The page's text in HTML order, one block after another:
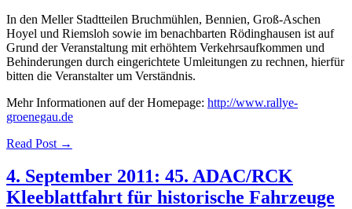
In den Meller Stadtteilen Bruchmühlen, Bennien, Groß-Aschen
Hoyel und Riemsloh sowie im benachbarten Rödinghausen ist auf
Grund der Veranstaltung mit erhöhtem Verkehrsaufkommen und
Behinderungen durch eingerichtete Umleitungen zu rechnen, hierfür
bitten die Veranstalter um Verständnis.
Mehr Informationen auf der Homepage: http://www.rallye-
groenegau.de
Read Post →
4. September 2011: 45. ADAC/RCK
Kleeblattfahrt für historische Fahrzeuge